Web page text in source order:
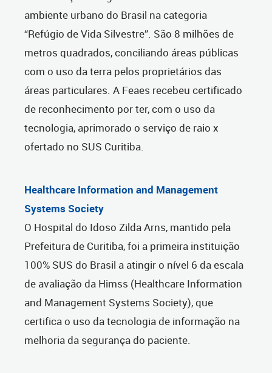
ambiente urbano do Brasil na categoria
“Refúgio de Vida Silvestre”. São 8 milhões de
metros quadrados, conciliando áreas públicas
com o uso da terra pelos proprietários das
áreas particulares. A Feaes recebeu certificado
de reconhecimento por ter, com o uso da
tecnologia, aprimorado o serviço de raio x
ofertado no SUS Curitiba.
Healthcare Information and Management
Systems Society
O Hospital do Idoso Zilda Arns, mantido pela
Prefeitura de Curitiba, foi a primeira instituição
100% SUS do Brasil a atingir o nível 6 da escala
de avaliação da Himss (Healthcare Information
and Management Systems Society), que
certifica o uso da tecnologia de informação na
melhoria da segurança do paciente.